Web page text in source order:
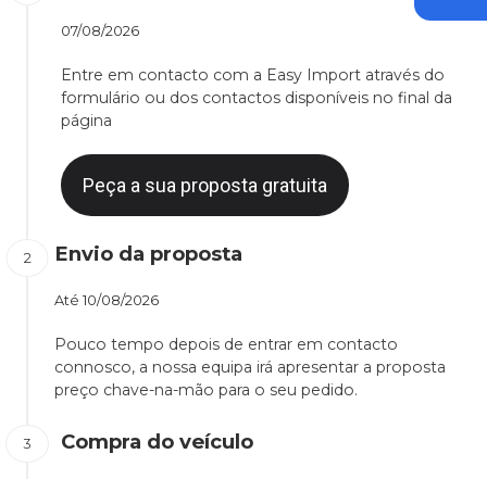
07/08/2026
Entre em contacto com a Easy Import através do
formulário ou dos contactos disponíveis no final da
página
Peça a sua proposta gratuita
Envio da proposta
Até 10/08/2026
Pouco tempo depois de entrar em contacto
connosco, a nossa equipa irá apresentar a proposta
preço chave-na-mão para o seu pedido.
Compra do veículo